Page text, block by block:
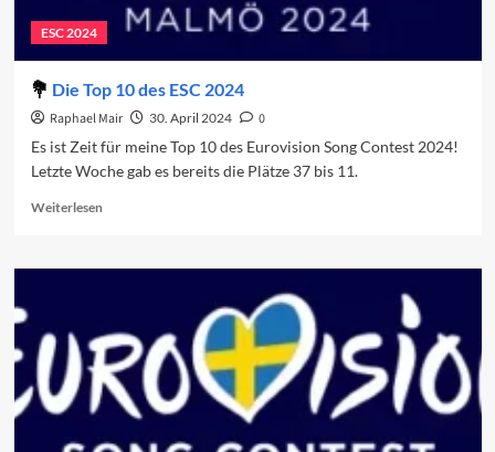
ESC 2024
Die Top 10 des ESC 2024
Raphael Mair 30. April 2024
0
Es ist Zeit für meine Top 10 des Eurovision Song Contest 2024!
Letzte Woche gab es bereits die Plätze 37 bis 11.
WeiterlesenRead
Die
des
ESC
2024